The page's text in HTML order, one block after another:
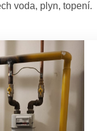
voda, plyn, topení.